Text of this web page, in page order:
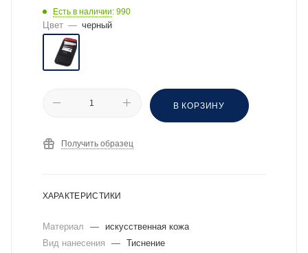
Есть в наличии: 990
Цвет — черный
В КОРЗИНУ
Получить образец
ХАРАКТЕРИСТИКИ
Материал —
искусственная кожа
Вид нанесения
—
Тиснение